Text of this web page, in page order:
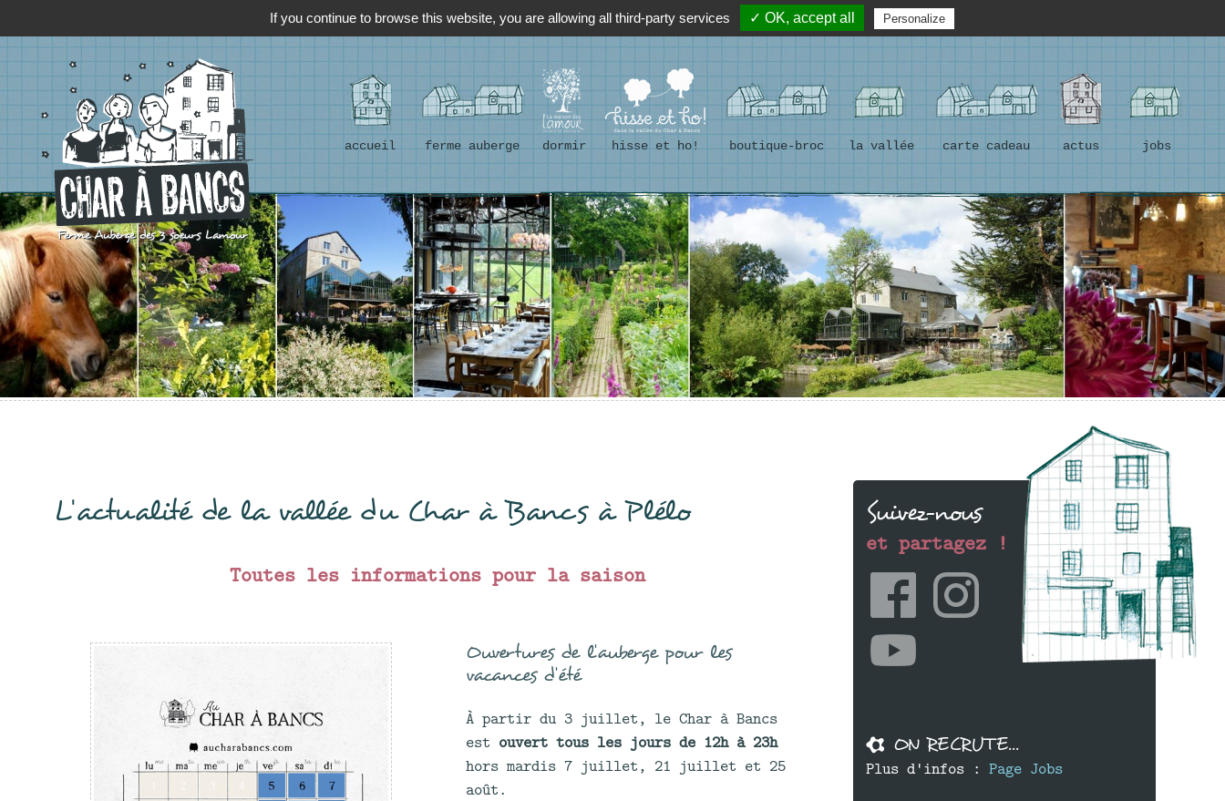
☎ 02 96 74 13 63
accueil ferme auberge dormir hisse et ho! boutique-broc la vallée carte cadeau actus jobs
L'actualité de la vallée du Char à Bancs à Plélo
Toutes les informations pour la saison
Ouvertures de l'auberge pour les
vacances d'été
À partir du 3 juillet, le Char à Bancs
est ouvert tous les jours de 12h à 23h
hors mardis 7 juillet, 21 juillet et 25
août.
Suivez-nous
et partagez !
ON RECRUTE...
Plus d'infos : Page Jobs
If you continue to browse this website, you are allowing all third-party services ✓ OK, accept all Personalize